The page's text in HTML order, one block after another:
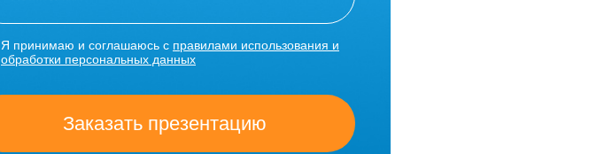
Я принимаю и соглашаюсь с правилами использования и
обработки персональных данных
Заказать презентацию